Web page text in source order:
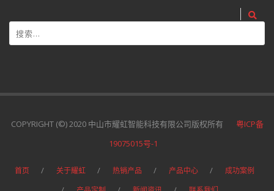
COPYRIGHT (©) 2020 中山市耀虹智能科技有限公司版权所有
粤ICP备
19075015号-1
首页 关于耀虹 热销产品 产品中心
成功案例